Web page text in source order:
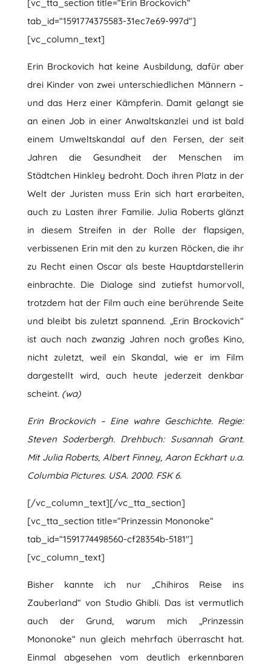
[vc_tta_section title=“Erin Brockovich“
tab_id=“1591774375583-31ec7e69-997d“]
[vc_column_text]
Erin Brockovich hat keine Ausbildung, dafür aber
drei Kinder von zwei unterschiedlichen Männern –
und das Herz einer Kämpferin. Damit gelangt sie
an einen Job in einer Anwaltskanzlei und ist bald
einem Umweltskandal auf den Fersen, der seit
Jahren die Gesundheit der Menschen im
Städtchen Hinkley bedroht. Doch ihren Platz in der
Welt der Juristen muss Erin sich hart erarbeiten,
auch zu Lasten ihrer Familie. Julia Roberts glänzt
in diesem Streifen in der Rolle der flapsigen,
verbissenen Erin mit den zu kurzen Röcken, die ihr
zu Recht einen Oscar als beste Hauptdarstellerin
einbrachte. Die Dialoge sind zutiefst humorvoll,
trotzdem hat der Film auch eine berührende Seite
und bleibt bis zuletzt spannend. „Erin Brockovich“
ist auch nach zwanzig Jahren noch großes Kino,
nicht zuletzt, weil ein Skandal, wie er im Film
dargestellt wird, auch heute jederzeit denkbar
scheint. (wa)
Erin Brockovich – Eine wahre Geschichte. Regie:
Steven Soderbergh. Drehbuch: Susannah Grant.
Mit Julia Roberts, Albert Finney, Aaron Eckhart u.a.
Columbia Pictures. USA. 2000. FSK 6.
[/vc_column_text][/vc_tta_section]
[vc_tta_section title=“Prinzessin Mononoke“
tab_id=“1591774498560-cf28354b-5181″]
[vc_column_text]
Bisher kannte ich nur „Chihiros Reise ins
Zauberland“ von Studio Ghibli. Das ist vermutlich
auch der Grund, warum mich „Prinzessin
Mononoke“ nun gleich mehrfach überrascht hat.
Einmal abgesehen vom deutlich erkennbaren